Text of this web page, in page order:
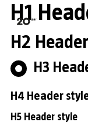
H1
H2
H3
H4 Header
H5 Header style